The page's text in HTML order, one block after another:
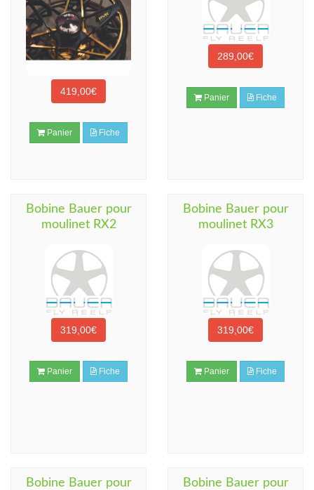
419,00€
Panier Fiche
289,00€
Panier Fiche
Bobine Bauer pour
moulinet RX2
319,00€
Panier Fiche
Bobine Bauer pour
moulinet RX3
319,00€
Panier Fiche
Bobine Bauer pour
Bobine Bauer pour